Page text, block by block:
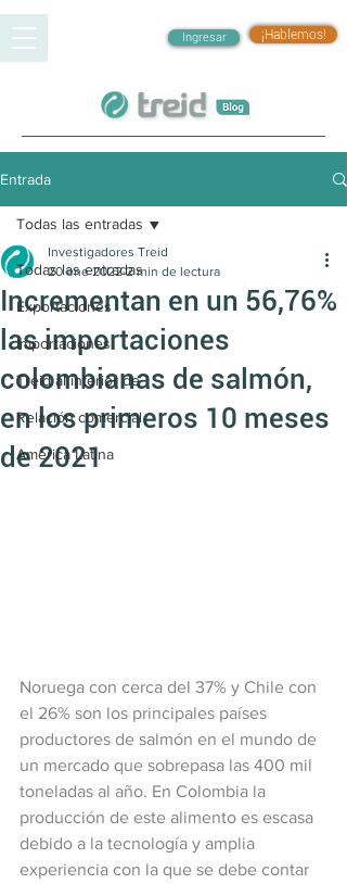
¡Hablemos!
Ingresar
Entrada
Todas las entradas
Exportaciones
Importaciones
Treid al interior de
Relación comercial
América Latina
Todas las entradas
Incrementan en un 56,76%
las importaciones
colombianas de salmón,
en los primeros 10 meses
de 2021
Investigadores Treid
20 ene 2022 2 min de lectura
Noruega con cerca del 37% y Chile con
el 26% son los principales países
productores de salmón en el mundo de
un mercado que sobrepasa las 400 mil
toneladas al año. En Colombia la
producción de este alimento es escasa
debido a la tecnología y amplia
experiencia con la que se debe contar